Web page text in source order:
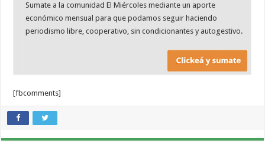
Sumate a la comunidad El Miércoles mediante un aporte
económico mensual para que podamos seguir haciendo
periodismo libre, cooperativo, sin condicionantes y autogestivo.
[fbcomments]